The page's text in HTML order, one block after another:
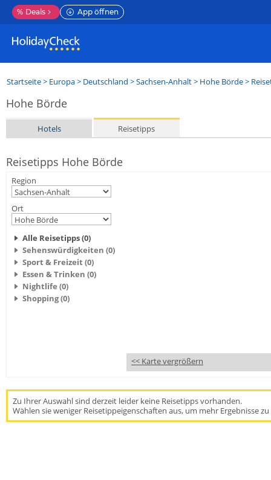
% Deals App öffnen
Startseite> Europa> Deutschland >Sachsen-Anhalt> Hohe Börde>
Hohe Börde
Hotels Reisetipps
Reisetipps Hohe Börde
Region
Ort
Alle Reisetipps (0)
Sehenswürdigkeiten (0)
Sport & Freizeit (0)
Essen & Trinken (0)
Nightlife (0)
Shopping (0)
<< Karte vergrößern
Zu Ihrer Auswahl sind derzeit leider keine Reisetipps vorhanden.
Wählen sie weniger Reisetippeigenschaften aus, um mehr Ergebnisse